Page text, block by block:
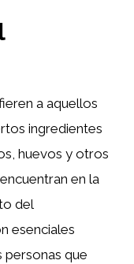
a aquellos
ingredientes
huevos y otros
en la
del
esenciales
personas que